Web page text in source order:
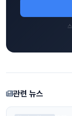
관련 뉴스